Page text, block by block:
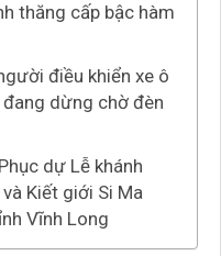
thăng cấp bậc hàm
điều khiển xe ô
dừng chờ đèn
dự Lễ khánh
Kiết giới Si Ma
Vĩnh Long